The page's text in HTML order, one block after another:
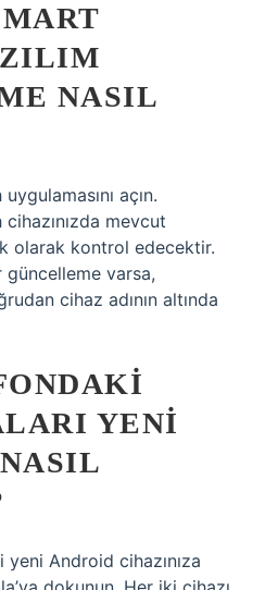
NASIL
açın.
mevcut
olarak kontrol edecektir.
varsa,
cihaz adının altında
YENI
Android cihazınıza